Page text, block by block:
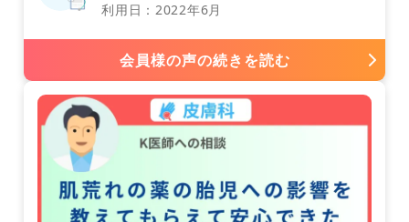
利用日：2022年6月
会員様の声の続きを読む